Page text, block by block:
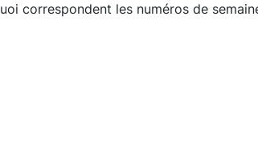
correspondent les numéros de